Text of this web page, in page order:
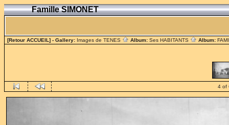
Famille SIMONET
[Retour ACCUEIL] - Gallery: Images de TENES Album: Ses HABITANTS Album:
4 of